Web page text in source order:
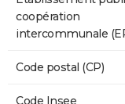
coopération
intercommunale
Code postal (CP)
Code Insee